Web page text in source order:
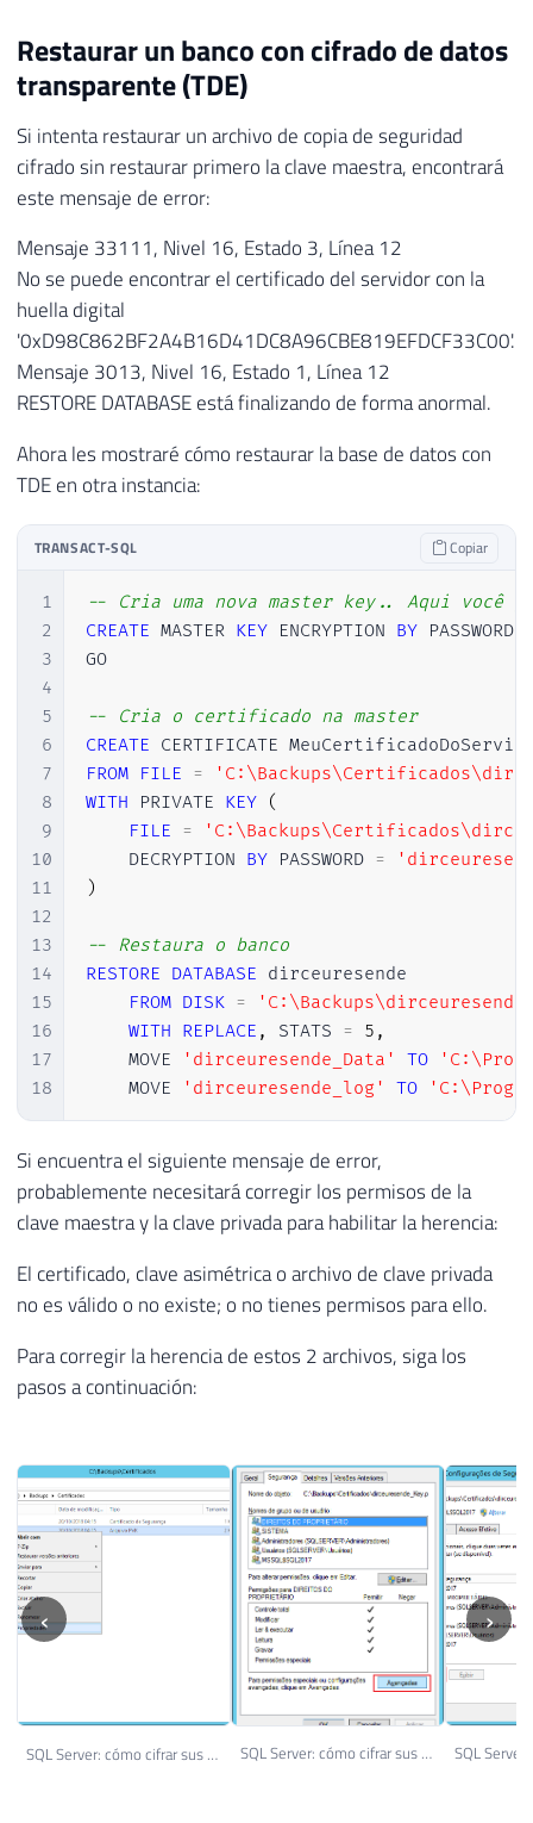
Restaurar un banco con cifrado de datos
transparente (TDE)
Si intenta restaurar un archivo de copia de seguridad
cifrado sin restaurar primero la clave maestra, encontrará
este mensaje de error:
Mensaje 33111, Nivel 16, Estado 3, Línea 12
No se puede encontrar el certificado del servidor con la
huella digital
'0xD98C862BF2A4B16D41DC8A96CBE819EFDCF33C00'.
Mensaje 3013, Nivel 16, Estado 1, Línea 12
RESTORE DATABASE está finalizando de forma anormal.
Ahora les mostraré cómo restaurar la base de datos con
TDE en otra instancia:
TRANSACT-SQL Copiar
1
2
3
4
5
6
7
8
9
10
11
12
13
14
15
16
17
18
-- Cria uma nova master key.. Aqui você
CREATE MASTER KEY ENCRYPTION BY PASSWORD
GO
-- Cria o certificado na master
CREATE
FROM
FILE =
WITH PRIVATE KEY
(
FILE =
    DECRYPTION
BY PASSWORD =
)
-- Restaura o banco
RESTORE DATABASE dirceuresende
FROM DISK =
WITH REPLACE , STATS = 5 ,
    MOVE
'dirceuresende_Data' TO
    MOVE
'dirceuresende_log' TO
Si encuentra el siguiente mensaje de error,
probablemente necesitará corregir los permisos de la
clave maestra y la clave privada para habilitar la herencia:
El certificado, clave asimétrica o archivo de clave privada
no es válido o no existe; o no tienes permisos para ello.
Para corregir la herencia de estos 2 archivos, siga los
pasos a continuación:
‹
SQL Server: cómo cifrar sus datos utilizando Always Encrypted o Transparent Data Encryption (TDE) 14 SQL Server: cómo cifrar sus datos utilizando Always Encrypted o Transparent Data Encryption (TDE) 15
›